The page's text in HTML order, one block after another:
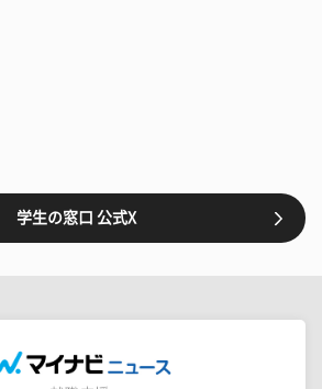
学生の窓口 公式X